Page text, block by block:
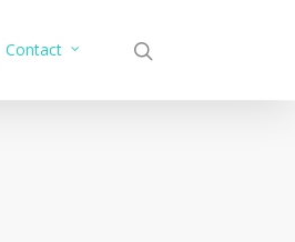
Contact